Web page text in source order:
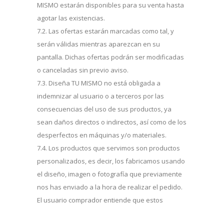
MISMO estarán disponibles para su venta hasta
agotar las existencias.
7.2. Las ofertas estarán marcadas como tal, y
serán válidas mientras aparezcan en su
pantalla. Dichas ofertas podrán ser modificadas
o canceladas sin previo aviso.
7.3. Diseña TU MISMO no está obligada a
indemnizar al usuario o a terceros por las
consecuencias del uso de sus productos, ya
sean daños directos o indirectos, así como de los
desperfectos en máquinas y/o materiales.
7.4. Los productos que servimos son productos
personalizados, es decir, los fabricamos usando
el diseño, imagen o fotografía que previamente
nos has enviado a la hora de realizar el pedido.
El usuario comprador entiende que estos